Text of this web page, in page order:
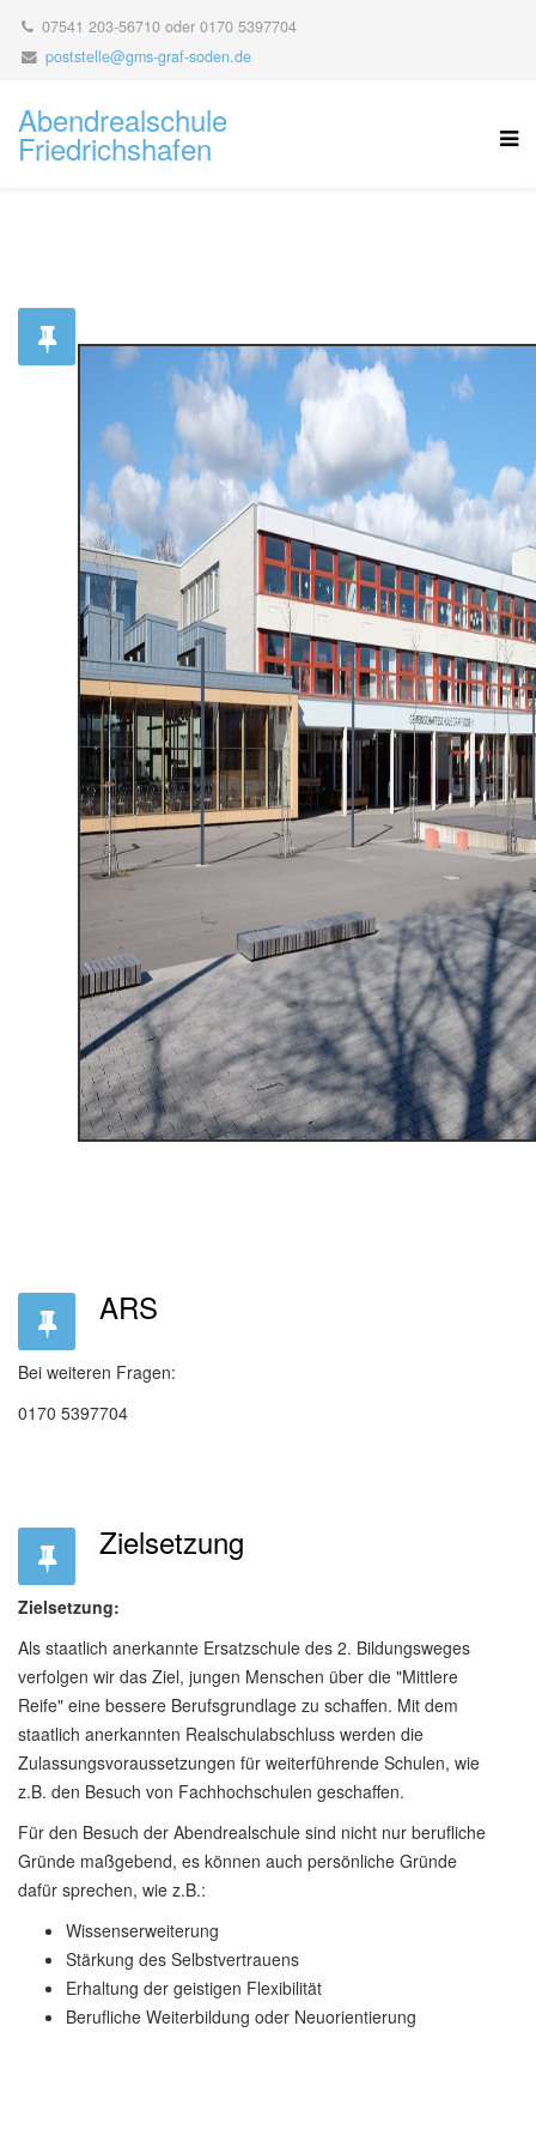
07541 203-56710 oder ‭0170 5397704‬
poststelle@gms-graf-soden.de
Abendrealschule
Friedrichshafen
ARS
Bei weiteren Fragen:
‭0170 5397704‬
Zielsetzung
Zielsetzung:
Als staatlich anerkannte Ersatzschule des 2. Bildungsweges
verfolgen wir das Ziel, jungen Menschen über die "Mittlere
Reife" eine bessere Berufsgrundlage zu schaffen. Mit dem
staatlich anerkannten Realschulabschluss werden die
Zulassungsvoraussetzungen für weiterführende Schulen, wie
z.B. den Besuch von Fachhochschulen geschaffen.
Für den Besuch der Abendrealschule sind nicht nur berufliche
Gründe maßgebend, es können auch persönliche Gründe
dafür sprechen, wie z.B.:
Wissenserweiterung
Stärkung des Selbstvertrauens
Erhaltung der geistigen Flexibilität
Berufliche Weiterbildung oder Neuorientierung